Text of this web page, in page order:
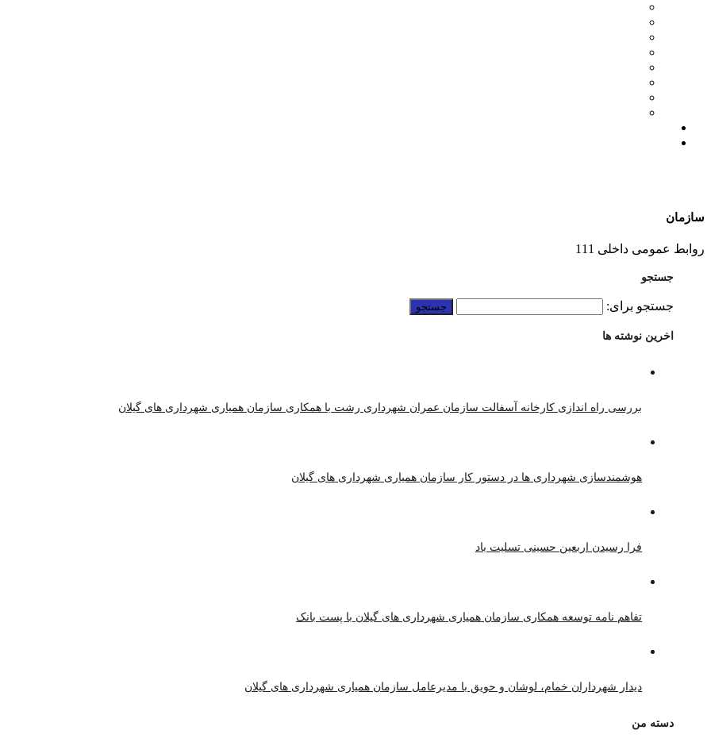
سازمان
روابط عمومی داخلی 111
جستجو
جستجو برای:
اخرین نوشته ها
بررسی راه اندازی کارخانه آسفالت سازمان عمران شهرداری رشت با همکاری سازمان همیاری شهرداری های گیلان
هوشمندسازی شهرداری ها در دستور کار سازمان همیاری شهرداری های گیلان
فرا رسیدن اربعین حسینی تسلیت باد
تفاهم نامه توسعه همکاری سازمان همیاری شهرداری های گیلان با پست بانک
دیدار شهرداران خمام، لوشان و حویق با مدیرعامل سازمان همیاری شهرداری های گیلان
دسته من